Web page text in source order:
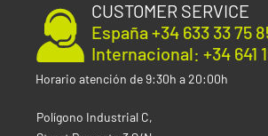
CUSTOMER SERVICE
España +34 633 33 75
Internacional: +34 641
Horario atención de 9:30h a 20:00h
Polígono Industrial C,